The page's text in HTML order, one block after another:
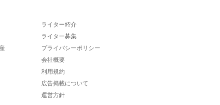
ライター紹介
ライター募集
プライバシーポリシー
会社概要
利用規約
広告掲載について
運営方針